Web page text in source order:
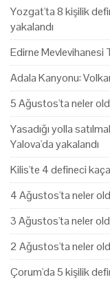
Yozgat'ta 8 kişilik
yakalandı
Edirne Mevlevihanesi
Adala Kanyonu:
5 Ağustos'ta neler
Yasadığı yolla
Yalova'da yakalandı
Kilis'te 4 defineci
4 Ağustos'ta neler
3 Ağustos'ta neler
2 Ağustos'ta neler
Çorum'da 5 kişilik